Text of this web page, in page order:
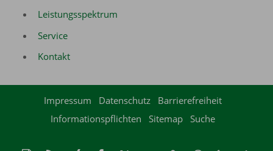
Leistungsspektrum
Service
Kontakt
Impressum Datenschutz
Barrierefreiheit
Informationspflichten
Sitemap Suche
Diese RSS- Auf Auf Per vCard Auf